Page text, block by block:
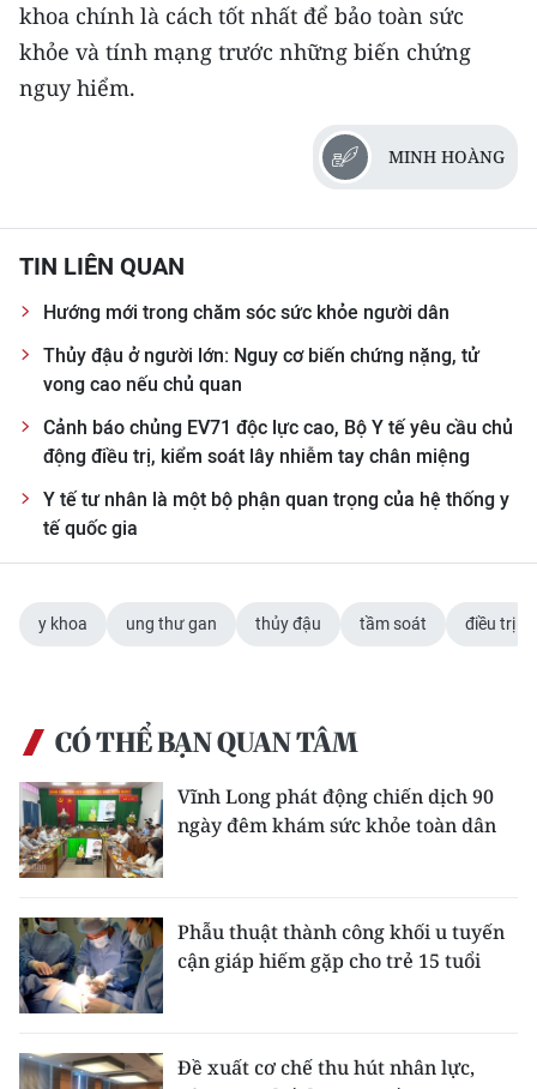
khoa chính là cách tốt nhất để bảo toàn sức
khỏe và tính mạng trước những biến chứng
nguy hiểm.
MINH HOÀNG
TIN LIÊN QUAN
Hướng mới trong chăm sóc sức khỏe người dân
Thủy đậu ở người lớn: Nguy cơ biến chứng nặng, tử
vong cao nếu chủ quan
Cảnh báo chủng EV71 độc lực cao, Bộ Y tế yêu cầu chủ
động điều trị, kiểm soát lây nhiễm tay chân miệng
Y tế tư nhân là một bộ phận quan trọng của hệ thống y
tế quốc gia
y khoa ung thư gan thủy đậu tầm soát điều trị
CÓ THỂ BẠN QUAN TÂM
Vĩnh Long phát động chiến dịch 90
ngày đêm khám sức khỏe toàn dân
Phẫu thuật thành công khối u tuyến
cận giáp hiếm gặp cho trẻ 15 tuổi
Đề xuất cơ chế thu hút nhân lực,